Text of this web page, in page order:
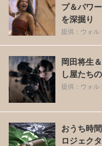
プ＆パワ
を深掘り
提供：ウォル
岡田将生
し屋たち
提供：ウォル
おうち時
ロジェク